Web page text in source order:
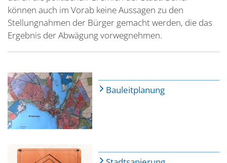
können auch im Vorab keine Aussagen zu den
Stellungnahmen der Bürger gemacht werden, die das
Ergebnis der Abwägung vorwegnehmen.
Bauleitplanung